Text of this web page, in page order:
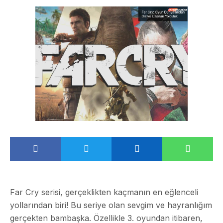
Far Cry serisi, gerçeklikten kaçmanın en eğlenceli
yollarından biri! Bu seriye olan sevgim ve hayranlığım
gerçekten bambaşka. Özellikle 3. oyundan itibaren,